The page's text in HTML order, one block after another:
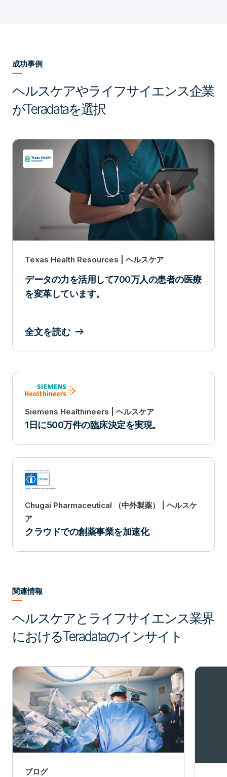
成功事例
ヘルスケアやライフサイエンス企業
がTeradataを選択
Texas Health Resources | ヘルスケア
データの力を活用して700万人の患者の医療
を変革しています。
全文を読む
Siemens Healthineers | ヘルスケア
1日に500万件の臨床決定を実現。
Chugai Pharmaceutical （中外製薬） | ヘルスケ
ア
クラウドでの創薬事業を加速化
関連情報
ヘルスケアとライフサイエンス業界
におけるTeradataのインサイト
ブログ